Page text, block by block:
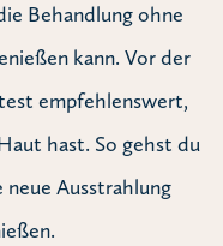
Behandlung ohne
kann. Vor der
empfehlenswert,
hast. So gehst du
Ausstrahlung